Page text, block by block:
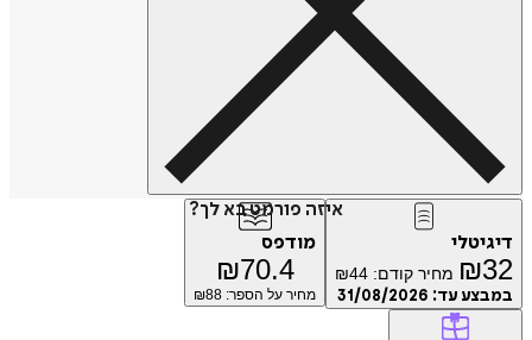
איזה פורמט בא לך?
דיגיטלי
₪32 מחיר קודם: ₪44
במבצע עד: 31/08/2026
מודפס
₪70.4
מחיר על הספר: ₪ 88